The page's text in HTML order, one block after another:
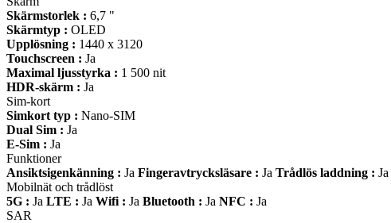
Skärmstorlek : 6,7 "
Skärmtyp : OLED
Upplösning : 1440 x 3120
Touchscreen : Ja
Maximal ljusstyrka : 1 500 nit
HDR-skärm : Ja
Sim-kort
Simkort typ : Nano-SIM
Dual Sim : Ja
E-Sim : Ja
Funktioner
Ansiktsigenkänning : Ja Fingeravtrycksläsare : Ja Trådlös laddning : Ja
Mobilnät och trådlöst
5G : Ja LTE : Ja Wifi : Ja Bluetooth : Ja NFC : Ja
SAR